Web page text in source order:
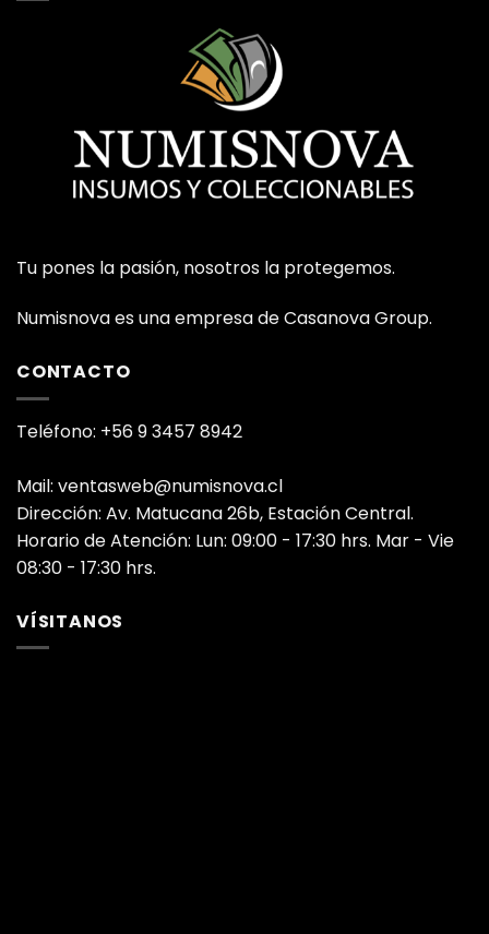
Tu pones la pasión, nosotros la protegemos.
Numisnova es una empresa de Casanova Group.
CONTACTO
Teléfono: +56 9 3457 8942
Mail: ventasweb@numisnova.cl
Dirección: Av. Matucana 26b, Estación Central.
Horario de Atención: Lun: 09:00 - 17:30 hrs. Mar - Vie
08:30 - 17:30 hrs.
VÍSITANOS